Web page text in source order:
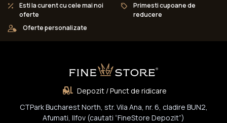
Esti la curent cu cele mai noi
oferte
Primesti cupoane de
reducere
Oferte personalizate
Depozit / Punct de ridicare
CTPark Bucharest North, str. Vila Ana, nr. 6, cladire BUN2,
Afumati, Ilfov (cautati “FineStore Depozit”)